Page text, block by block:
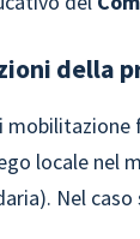
della
mobilitazione
locale nel
Nel